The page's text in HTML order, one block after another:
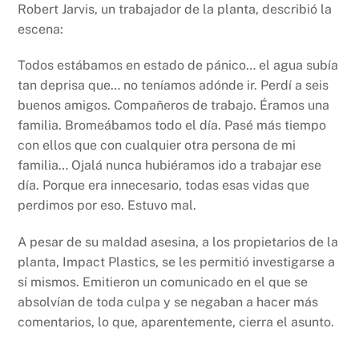
Robert Jarvis, un trabajador de la planta, describió la
escena:
Todos estábamos en estado de pánico… el agua subía
tan deprisa que… no teníamos adónde ir. Perdí a seis
buenos amigos. Compañeros de trabajo. Éramos una
familia. Bromeábamos todo el día. Pasé más tiempo
con ellos que con cualquier otra persona de mi
familia… Ojalá nunca hubiéramos ido a trabajar ese
día. Porque era innecesario, todas esas vidas que
perdimos por eso. Estuvo mal.
A pesar de su maldad asesina, a los propietarios de la
planta, Impact Plastics, se les permitió investigarse a
sí mismos. Emitieron un comunicado en el que se
absolvían de toda culpa y se negaban a hacer más
comentarios, lo que, aparentemente, cierra el asunto.